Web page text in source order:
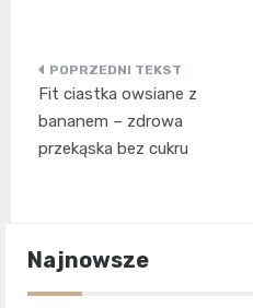
Nawigacja
wpisu
Fit ciastka owsiane z
bananem – zdrowa
przekąska bez cukru
Najnowsze